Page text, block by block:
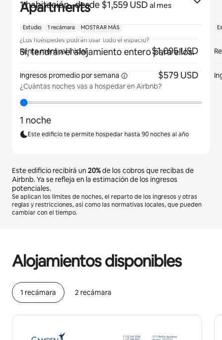
1 habitación · desde $1,559 USD al mes
¿Los huéspedes podrán usar todo el espacio?
Sí, tendrán el alojamiento entero para ellos.
¿Cuántas noches vas a hospedar en Airbnb?
1 noche
Este edificio te permite hospedar hasta 90 noches al año
Este edificio recibirá un20%de los cobros que recibas de
Airbnb. Ya se refleja en la estimación de los ingresos
potenciales.
Se aplican los límites de noches, el reparto de los ingresos y otras
reglas y restricciones, así como las normativas locales, que pueden
cambiar con el tiempo.
Alojamientos disponibles
1 recámara 2 recámara
Apartments
Estudio 1 recámara MOSTRAR MÁS
Renta mensual inicial $1,095 USD
Ingresos promedio porsemana $579 USD